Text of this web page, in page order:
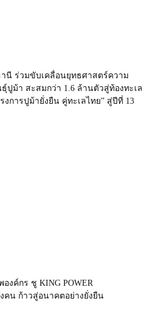
นี ร่วมขับเคลื่อนยุทธศาสตร์ความ
ปูม้า สะสมกว่า 1.6 ล้านตัวสู่ท้องทะเล
งการปูม้ายั่งยืน คู่ทะเลไทย” สู่ปีที่ 13
งค์กร ชู KING POWER
งคน ก้าวสู่อนาคตอย่างยั่งยืน